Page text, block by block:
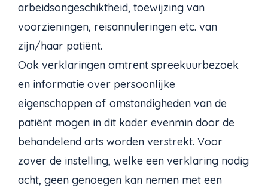
arbeidsongeschiktheid, toewijzing van
voorzieningen, reisannuleringen etc. van
zijn/haar patiënt.
Ook verklaringen omtrent spreekuurbezoek
en informatie over persoonlijke
eigenschappen of omstandigheden van de
patiënt mogen in dit kader evenmin door de
behandelend arts worden verstrekt. Voor
zover de instelling, welke een verklaring nodig
acht, geen genoegen kan nemen met een